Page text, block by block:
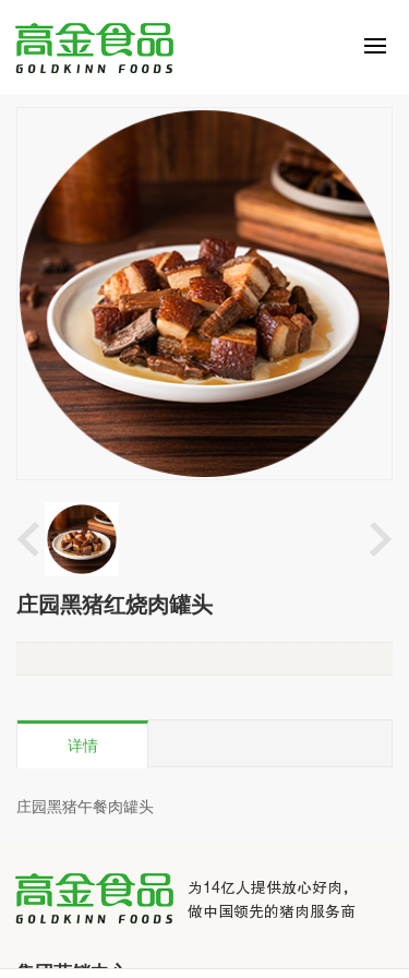
庄园黑猪红烧肉罐头
详情
庄园黑猪午餐肉罐头
集团营销中心
为14亿人提供放心好肉，
做中国领先的猪肉服务商